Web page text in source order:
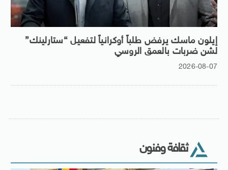
إيلون ماسك يرفض طلباً أوكرانياً لتفعيل “ستارلينك”
لشن ضربات بالعمق الروسي
2026-08-07
ثقافة وفنون